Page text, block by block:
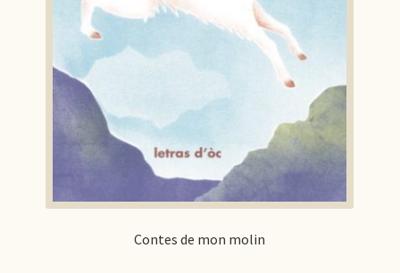
Contes de mon molin